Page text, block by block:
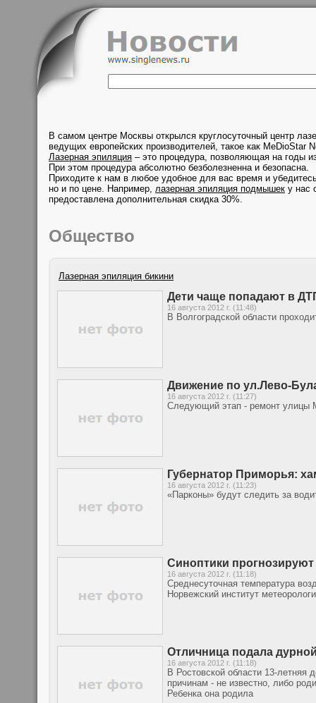
В самом центре Москвы открылся круглосуточный центр
ведущих европейских производителей, такое как MeDioStar
Лазерная эпиляция – это процедура, позволяющая на годы
При этом процедура абсолютно безболезненна и безопасна.
Приходите к нам в любое удобное для вас время и
но и по цене. Например, лазерная эпиляция подмышек у нас
предоставлена дополнительная скидка 30%.
Общество
Лазерная эпиляция бикини
Дети чаще попадают в
16 августа 2012 г. (11:48)
В Волгоградской области
Движение по ул.Лево-
16 августа 2012 г. (11:27)
Следующий этап - ремонт улицы
Губернатор Приморья:
16 августа 2012 г. (11:23)
«Парконы» будут следить за
Синоптики
16 августа 2012 г. (11:18)
Среднесуточная температура
Норвежский институт
Отличница подала
16 августа 2012 г. (11:18)
В Ростовской области 13-летняя
причинам - не известно, либо
Ребенка она родила